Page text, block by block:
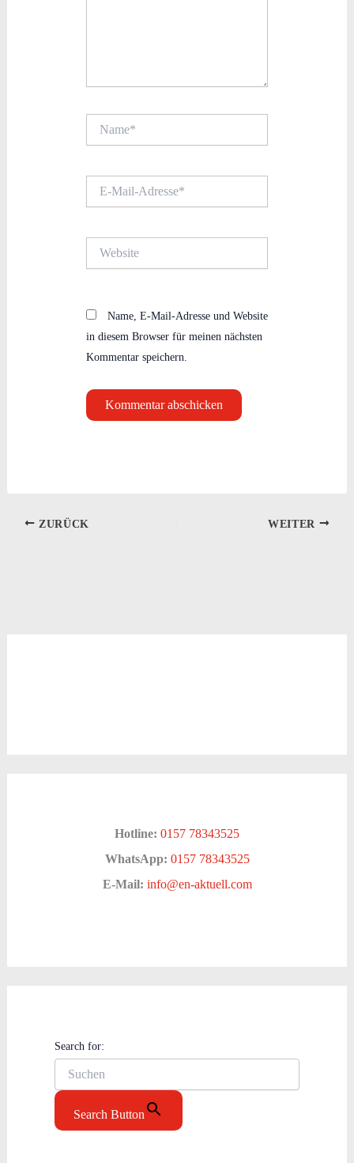
Mail-
Name, E-Mail-Adresse und Website
in diesem Browser für meinen nächsten
Kommentar speichern.
ZURÜCK WEITER
Hotline: 0157 78343525
WhatsApp: 0157 78343525
E-Mail: info@en-aktuell.com
Search for:
Search Button